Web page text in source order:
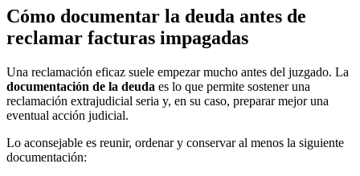
Cómo documentar la deuda antes de
reclamar facturas impagadas
Una reclamación eficaz suele empezar mucho antes del juzgado. La
documentación de la deuda es lo que permite sostener una
reclamación extrajudicial seria y, en su caso, preparar mejor una
eventual acción judicial.
Lo aconsejable es reunir, ordenar y conservar al menos la siguiente
documentación: